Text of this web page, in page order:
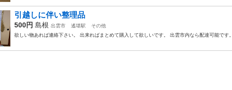
引越しに伴い整理品
500円 島根 出雲市 遙堪駅
その他
欲しい物あれば連絡下さい。 出来ればまとめて購入して欲しいです。 出雲市内なら配達可能です。